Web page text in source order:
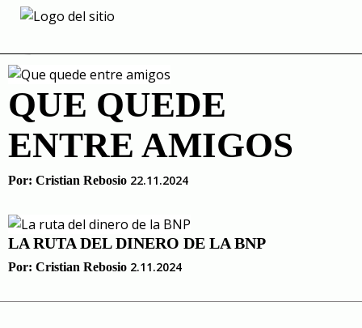
Skip
QUE QUEDE
ENTRE AMIGOS
Por: Cristian Rebosio 22.11.2024
LA RUTA DEL DINERO DE LA BNP
Por: Cristian Rebosio 2.11.2024